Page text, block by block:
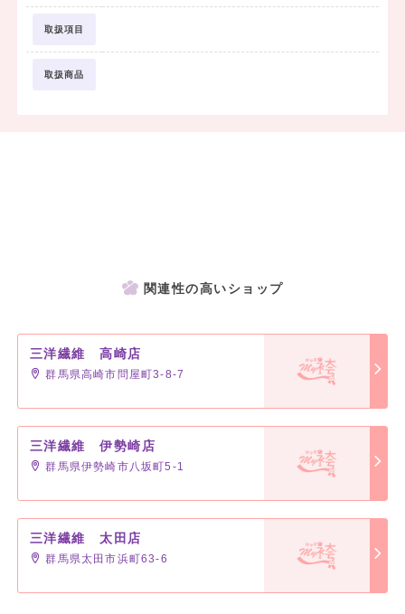
取扱項目
取扱商品
関連性の高いショップ
三洋繊維 高崎店
群馬県高崎市問屋町3-8-7
三洋繊維 伊勢崎店
群馬県伊勢崎市八坂町5-1
三洋繊維 太田店
群馬県太田市浜町63-6